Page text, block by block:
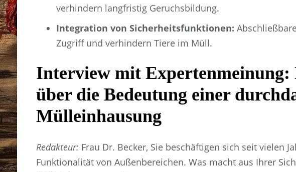
verhindern langfristig Geruchsbildung.
Integration von Sicherheitsfunktionen:
Zugriff und verhindern Tiere im Müll.
Interview mit
über die Bedeutung einer
Mülleinhausung
Redakteur: Frau Dr. Becker, Sie beschäftigen sich seit vielen
Funktionalität von Außenbereichen. Was macht aus Ihrer